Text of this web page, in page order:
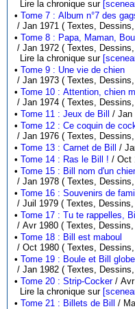
Lire la chronique sur
•Tome 7 : Album n°7 des
/ Jan 1971 ( Textes,
•Tome 8 : Papa, Maman,
/ Jan 1972 ( Textes,
Lire la chronique sur
•Tome 9 : Une vie de chien
/ Jan 1973 ( Textes,
•Tome 10 : Attention, chien
/ Jan 1974 ( Textes,
•Tome 11 : Jeux de Bill
•Tome 12 : Ce coquin de
/ Jan 1976 ( Textes,
•Tome 13 : Carnet de Bill
•Tome 14 : Ras le Bill !
•Tome 15 : Bill nom d'un
/ Jan 1978 ( Textes,
•Tome 16 : Souvenirs de
/ Juil 1979 ( Textes,
•Tome 17 : Tu te rappelles,
/ Avr 1980 ( Textes,
•Tome 18 : Bill est maboul
/ Oct 1980 ( Textes,
•Tome 19 : Boule et Bill
/ Jan 1982 ( Textes,
•Tome 20 : Strip-Cocker
Lire la chronique sur
•Tome 21 : Billets de Bill